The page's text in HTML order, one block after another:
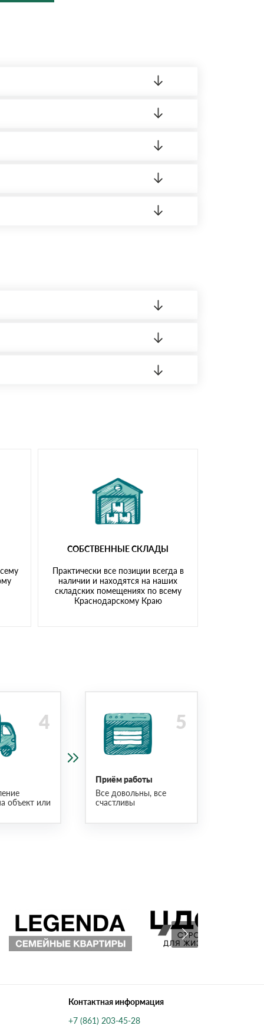
СОБСТВЕННЫЕ СКЛАДЫ
Практически все позиции всегда в
наличии и находятся на наших
складских помещениях по всему
Краснодарскому Краю
объект или
Приём работы
Все довольны, все
счастливы
Контактная информация
+7 (861) 203-45-28